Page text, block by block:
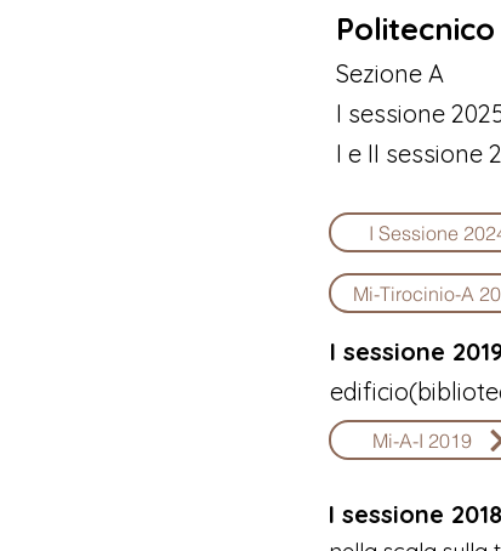
Sezione A
I sessione
I e II sessione
I Sessione
Mi-Tirocinio-A
I sessione
Mi-A-I 2019
​​​​​I sessione